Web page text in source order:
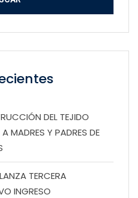
DEL TEJIDO
MADRES Y PADRES DE
TERCERA
INGRESO